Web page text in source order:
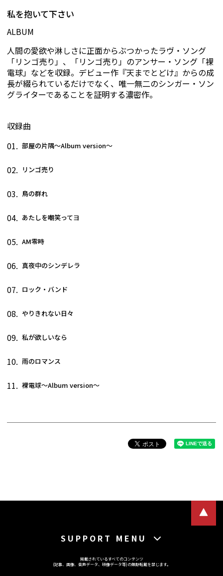
私を抱いて下さい
ALBUM
人間の愛欲や淋しさに正面からぶつかったラヴ・ソング
「リンゴ売り」、「リンゴ売り」のアンサー・ソング「裸
電球」などを収録。デビュー作『天までとどけ』からの成
長が綴られているだけでなく、唯一無二のシンガー・ソン
グライターであることを証明する濃密作。
収録曲
01. 部屋の片隅～Album version～
02. リンゴ売り
03. 鳥の群れ
04. あたしを嘲笑ってヨ
05. AM零時
06. 真夜中のシンデレラ
07. ロック・バンド
08. やりきれない日々
09. 私が欲しいなら
10. 雨のロマンス
11. 裸電球～Album version～
SUPPORT MENU
掲載されているすべてのコンテンツ
(記事、画像、音声データ、映像データ等)の無断転載を禁じます。